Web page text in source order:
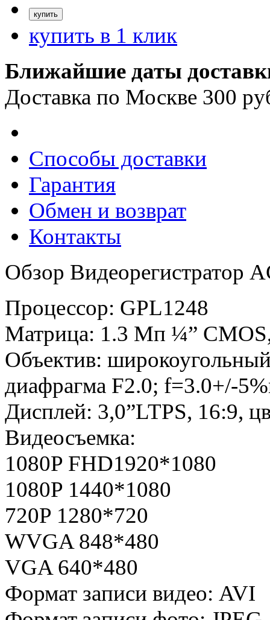
купить в 1 клик
Ближайшие даты
Доставка по Москве 300
Способы доставки
Гарантия
Обмен и возврат
Контакты
Обзор Видеорегистратор
Процессор: GPL1248
Матрица: 1.3 Мп ¼”
Объектив:
диафрагма F2.0; f=3.0+/-
Дисплей: 3,0”LTPS, 16:9,
Видеосъемка:
1080P FHD1920*1080
1080P 1440*1080
720P 1280*720
WVGA 848*480
VGA 640*480
Формат записи видео: AVI